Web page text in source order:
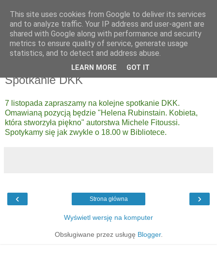
UTW Łomianki
Spotkanie DKK
7 listopada zapraszamy na kolejne spotkanie DKK.
Omawianą pozycją będzie "Helena Rubinstain. Kobieta,
która stworzyła piękno" autorstwa Michele Fitoussi.
Spotykamy się jak zwykle o 18.00 w Bibliotece.
‹ ›
Strona główna
Wyświetl wersję na komputer
Obsługiwane przez usługę Blogger.
This site uses cookies from Google to deliver its services
and to analyze traffic. Your IP address and user-agent are
shared with Google along with performance and security
metrics to ensure quality of service, generate usage
statistics, and to detect and address abuse.
LEARN MORE GOT IT